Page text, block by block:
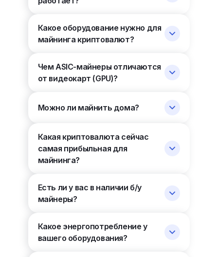
Какое оборудование нужно для
майнинга криптовалют?
Чем ASIC-майнеры отличаются
от видеокарт (GPU)?
Можно ли майнить дома?
Какая криптовалюта сейчас
самая прибыльная для
майнинга?
Есть ли у вас в наличии б/у
майнеры?
Какое энергопотребление у
вашего оборудования?